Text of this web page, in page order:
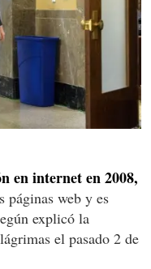
en internet en 2008,
páginas web y es
explicó la
el pasado 2 de